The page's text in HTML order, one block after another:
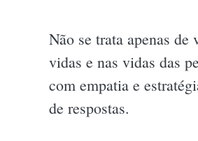
Não se trata apenas de
vidas e nas vidas das
com empatia e
de respostas.